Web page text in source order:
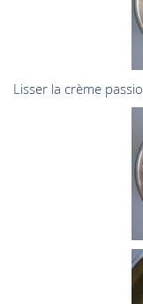
Lisser la crème